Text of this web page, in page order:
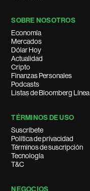
SOBRE NOSOTROS
Economía
Mercados
Dólar Hoy
Actualidad
Cripto
Finanzas Personales
Podcasts
Listas de Bloomberg Línea
TÉRMINOS DE USO
Suscríbete
Política de privacidad
Términos de suscripción
Tecnología
T&C
NEGOCIOS